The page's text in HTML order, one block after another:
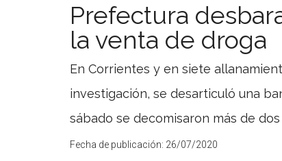
Prefectura
la venta de droga
En Corrientes y en siete
investigación, se desarticuló una
sábado se decomisaron más de
Fecha de publicación: 26/07/2020